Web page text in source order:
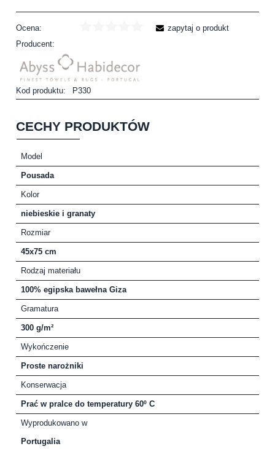
Ocena:
Producent:
Kod produktu: P330
zapytaj o produkt
CECHY PRODUKTÓW
Model
Pousada
Kolor
niebieskie i granaty
Rozmiar
45x75 cm
Rodzaj materiału
100% egipska bawełna Giza
Gramatura
300 g/m²
Wykończenie
Proste narożniki
Konserwacja
Prać w pralce do temperatury 60º C
Wyprodukowano w
Portugalia